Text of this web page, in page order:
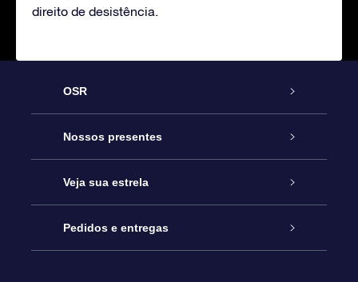
direito de desistência.
OSR
Serviço
Entre em contato conosco
Blog
Nossos presentes
Presente estrelar on-line
Pacote de presente da OSR
Veja sua estrela
Star Register
Pedidos e entregas